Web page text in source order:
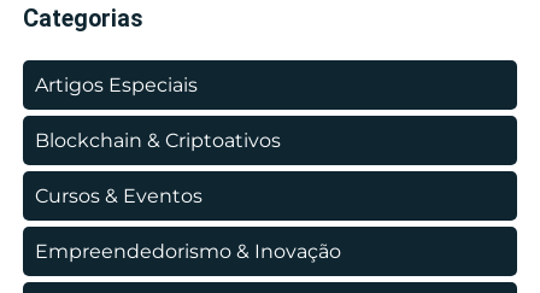
Categorias
Artigos Especiais
Blockchain & Criptoativos
Cursos & Eventos
Empreendedorismo & Inovação